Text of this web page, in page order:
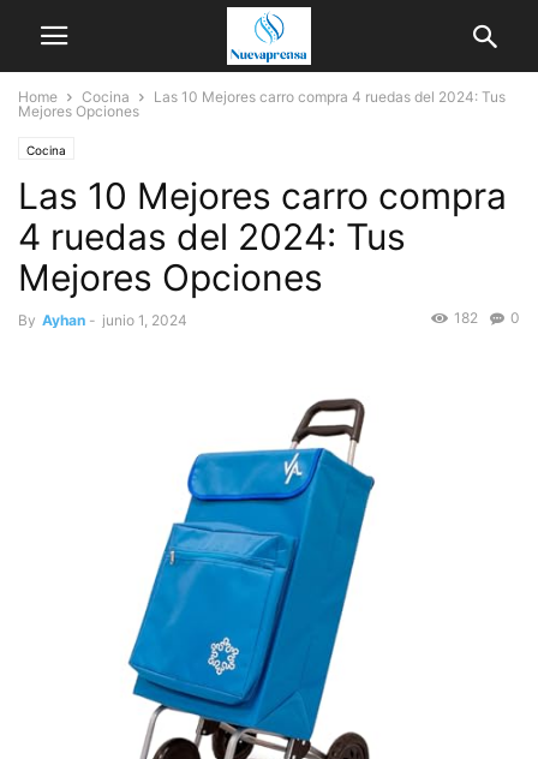
Home Cocina
Las 10 Mejores carro compra 4 ruedas del 2024: Tus
Mejores Opciones
Cocina
Las 10 Mejores carro compra
4 ruedas del 2024: Tus
Mejores Opciones
By Ayhan - junio 1, 2024 0
182